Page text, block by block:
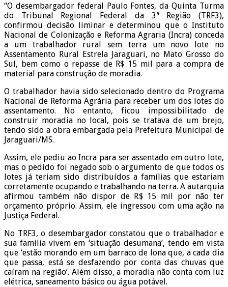
“O desembargador federal Paulo Fontes, da Quinta Turma
do Tribunal Regional Federal da 3ª Região (TRF3),
confirmou decisão liminar e determinou que o Instituto
Nacional de Colonização e Reforma Agraria (Incra) conceda
a um trabalhador rural sem terra um novo lote no
Assentamento Rural Estrela Jaraguari, no Mato Grosso do
Sul, bem como o repasse de R$ 15 mil para a compra de
material para construção de moradia.
O trabalhador havia sido selecionado dentro do Programa
Nacional de Reforma Agrária para receber um dos lotes do
assentamento. No entanto, ficou impossibilitado de
construir moradia no local, pois se tratava de um brejo,
tendo sido a obra embargada pela Prefeitura Municipal de
Jaraguari/MS.
Assim, ele pediu ao Incra para ser assentado em outro lote,
mas o pedido foi negado sob o argumento de que todos os
lotes já teriam sido distribuídos a famílias que estariam
corretamente ocupando e trabalhando na terra. A autarquia
afirmou também não dispor de R$ 15 mil por não ter
orçamento próprio. Assim, ele ingressou com uma ação na
Justiça Federal.
No TRF3, o desembargador constatou que o trabalhador e
sua família vivem em ‘situação desumana’, tendo em vista
que ‘estão morando em um barraco de lona que, a cada dia
que passa, está se desfazendo por conta das chuvas que
caíram na região’. Além disso, a moradia não conta com luz
elétrica, saneamento básico ou água potável.